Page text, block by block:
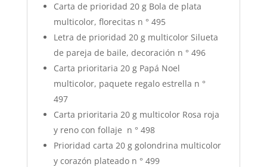
Carta de prioridad 20 g Bola de plata
multicolor, florecitas n ° 495
Letra de prioridad 20 g multicolor Silueta
de pareja de baile, decoración n ° 496
Carta prioritaria 20 g Papá Noel
multicolor, paquete regalo estrella n °
497
Carta prioritaria 20 g multicolor Rosa roja
y reno con follaje n ° 498
Prioridad carta 20 g golondrina multicolor
y corazón plateado n ° 499